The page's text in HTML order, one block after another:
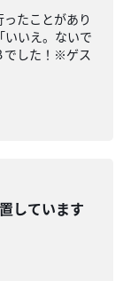
たことがあり
いいえ。ないで
でした！※ゲス
しています